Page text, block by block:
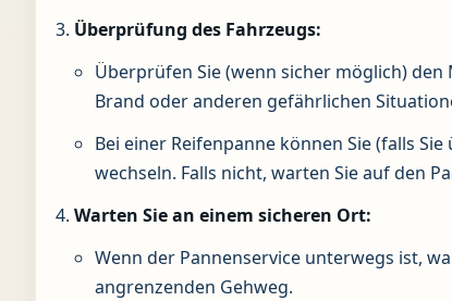
Überprüfung des Fahrzeugs:
Überprüfen Sie (wenn sicher möglich) den
Brand oder anderen gefährlichen
Bei einer Reifenpanne können Sie (falls
wechseln. Falls nicht, warten Sie auf den
Warten Sie an einem sicheren Ort:
Wenn der Pannenservice unterwegs ist,
angrenzenden Gehweg.